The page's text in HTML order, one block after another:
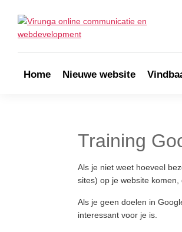
primary
main
primary
footer
Home Nieuwe website
Training
Als je niet weet hoeveel
sites) op je website
Als je geen doelen in
interessant voor je is.